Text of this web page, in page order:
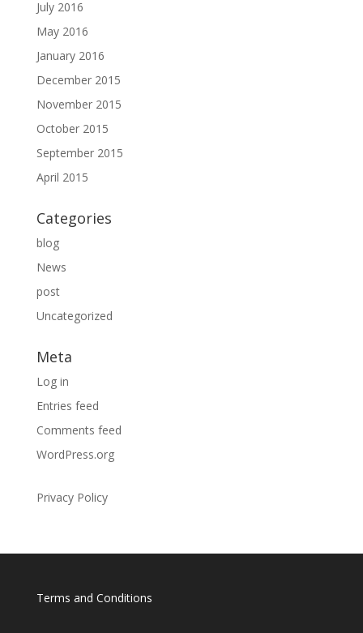
July 2016
May 2016
January 2016
December 2015
November 2015
October 2015
September 2015
April 2015
Categories
blog
News
post
Uncategorized
Meta
Log in
Entries feed
Comments feed
WordPress.org
Privacy Policy
Terms and Conditions